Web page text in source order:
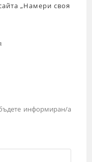
„Намери своя
информиран/а